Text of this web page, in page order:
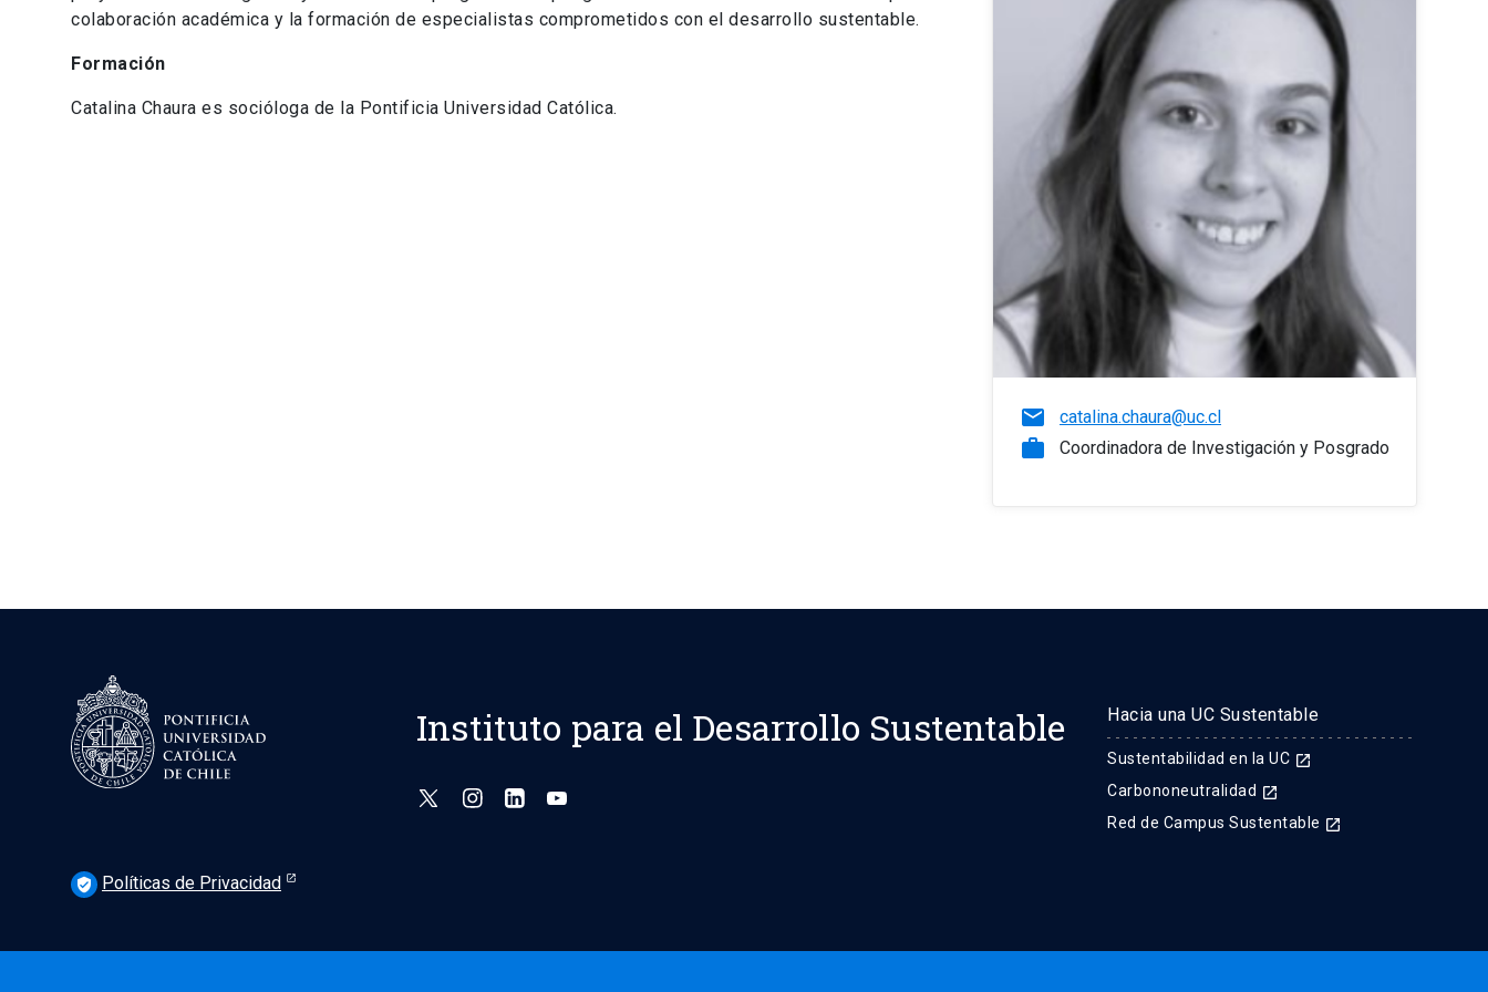
colaboración académica y la formación de especialistas comprometidos con el desarrollo sustentable.
Formación
Catalina Chaura es socióloga de la Pontificia Universidad Católica.
email catalina.chaura@uc.cl
work Coordinadora de Investigación y Posgrado
Instituto para el Desarrollo Sustentable Hacia una UC Sustentable
Sustentabilidad en la UC launch
Carbononeutralidad launch
Red de Campus Sustentable launch
verified_user Políticas de Privacidad